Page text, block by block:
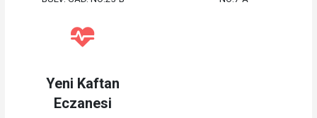
Yeni Kaftan
Eczanesi